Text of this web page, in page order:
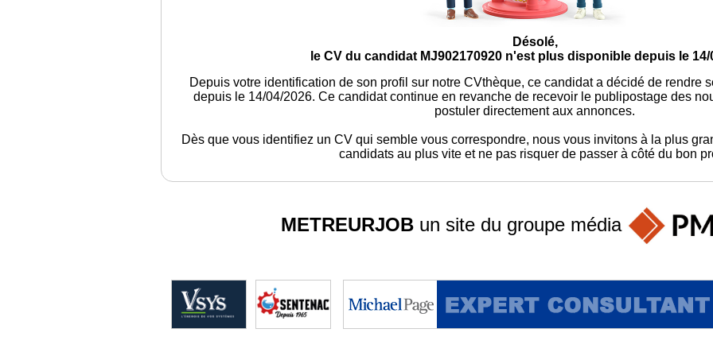
Désolé,
le CV du candidat MJ902170920 n'est plus disponible depuis le 14/
Depuis votre identification de son profil sur notre CVthèque, ce candidat a décidé de rendre
depuis le 14/04/2026. Ce candidat continue en revanche de recevoir le publipostage des
postuler directement aux annonces.
Dès que vous identifiez un CV qui semble vous correspondre, nous vous invitons à la plus
candidats au plus vite et ne pas risquer de passer à côté du bon
METREURJOB un site du groupe média